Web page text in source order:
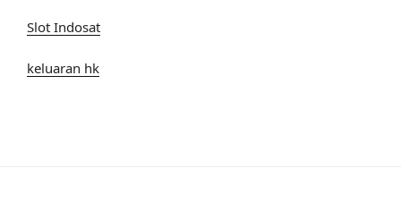
Slot Indosat
keluaran hk